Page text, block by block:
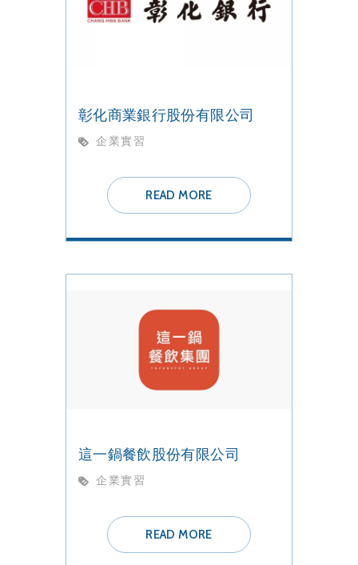
彰化商業銀行股份有限公司
企業實習
READ MORE
這一鍋餐飲股份有限公司
企業實習
READ MORE